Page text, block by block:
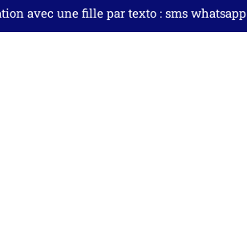
avec une fille par texto : sms whatsapp